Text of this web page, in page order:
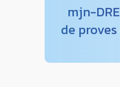
mjn-
de